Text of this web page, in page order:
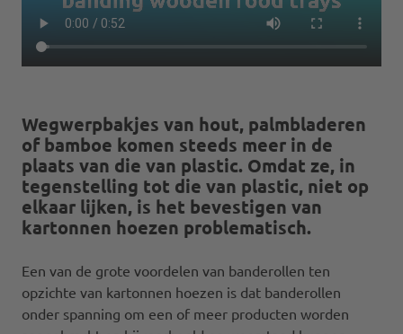
Wegwerpbakjes van hout, palmbladeren
of bamboe komen steeds meer in de
plaats van die van plastic. Omdat ze, in
tegenstelling tot die van plastic, niet op
elkaar lijken, is het bevestigen van
kartonnen hoezen problematisch.
Een van de grote voordelen van banderollen ten
opzichte van kartonnen hoezen is dat banderollen
onder spanning om een of meer producten worden